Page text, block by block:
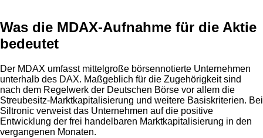
Was die MDAX-Aufnahme für die Aktie
bedeutet
Der MDAX umfasst mittelgroße börsennotierte Unternehmen
unterhalb des DAX. Maßgeblich für die Zugehörigkeit sind
nach dem Regelwerk der Deutschen Börse vor allem die
Streubesitz-Marktkapitalisierung und weitere Basiskriterien. Bei
Siltronic verweist das Unternehmen auf die positive
Entwicklung der frei handelbaren Marktkapitalisierung in den
vergangenen Monaten.